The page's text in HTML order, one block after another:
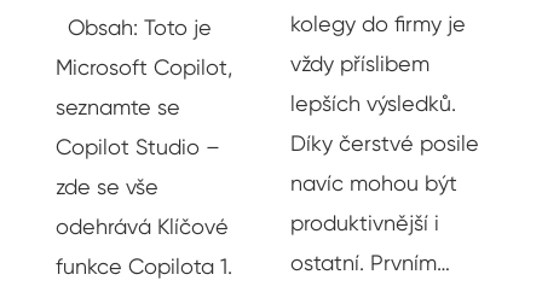
Obsah: Toto je
Microsoft Copilot,
seznamte se
Copilot Studio –
zde se vše
odehrává Klíčové
funkce Copilota 1.
kolegy do firmy je
vždy příslibem
lepších výsledků.
Díky čerstvé posile
navíc mohou být
produktivnější i
ostatní. Prvním…